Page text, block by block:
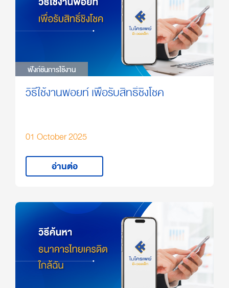
ฟังก์ชันการใช้งาน
ฟังก์ชันการใช้งาน
วิธีใช้งานพอยท์ เพื่อรับสิทธิ์ชิงโชค
01 October 2025
อ่านต่อ